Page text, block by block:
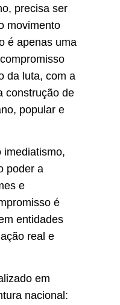
precisa ser
movimento
é apenas uma
da luta, com a
construção de
popular e
imediatismo,
poder a
e
é
entidades
real e
em
nacional: